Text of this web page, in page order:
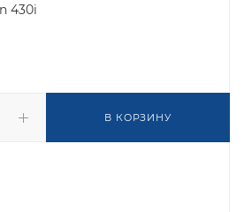
430i
В КОРЗИНУ